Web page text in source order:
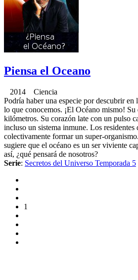
Piensa el Oceano
2014 Ciencia
Podría haber una especie por descubrir en
lo que conocemos. ¡El Océano mismo! Su
kilómetros. Su corazón late con un pulso
incluso un sistema inmune. Los residentes
colectivamente formar un super-
sugiere que el océano es un ser viviente
así, ¿qué pensará de nosotros?
Serie: Secretos del Universo Temporada 5
1